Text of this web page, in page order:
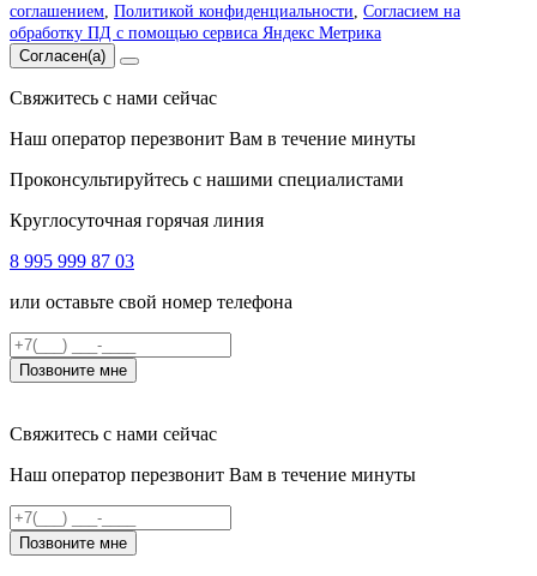
соглашением Политикой конфиденциальности Согласием на
обработку ПД с помощью сервиса Яндекс Метрика
Согласен(а)
Свяжитесь с нами сейчас
Наш оператор перезвонит Вам в течение минуты
Проконсультируйтесь с нашими специалистами
Круглосуточная горячая линия
8 995 999 87 03
или оставьте свой номер телефона
Позвоните мне
Свяжитесь с нами сейчас
Наш оператор перезвонит Вам в течение минуты
Позвоните мне